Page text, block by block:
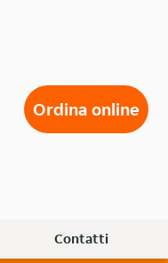
Ordina online
Contatti